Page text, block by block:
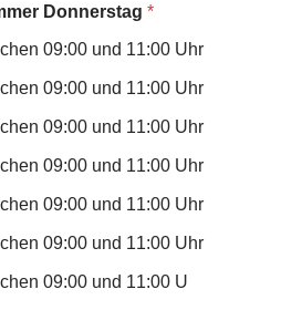
Donnerstag *
09:00 und 11:00 Uhr
09:00 und 11:00 Uhr
09:00 und 11:00 Uhr
09:00 und 11:00 Uhr
09:00 und 11:00 Uhr
09:00 und 11:00 Uhr
09:00 und 11:00 U